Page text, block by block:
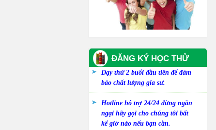
ĐĂNG KÝ HỌC THỬ
Dạy thử 2 buổi đầu tiên để đảm
bảo chất lượng gia sư.
Hotline hỗ trợ 24/24 đừng ngần
ngại hãy gọi cho chúng tôi bất
kể giờ nào nếu bạn cần.